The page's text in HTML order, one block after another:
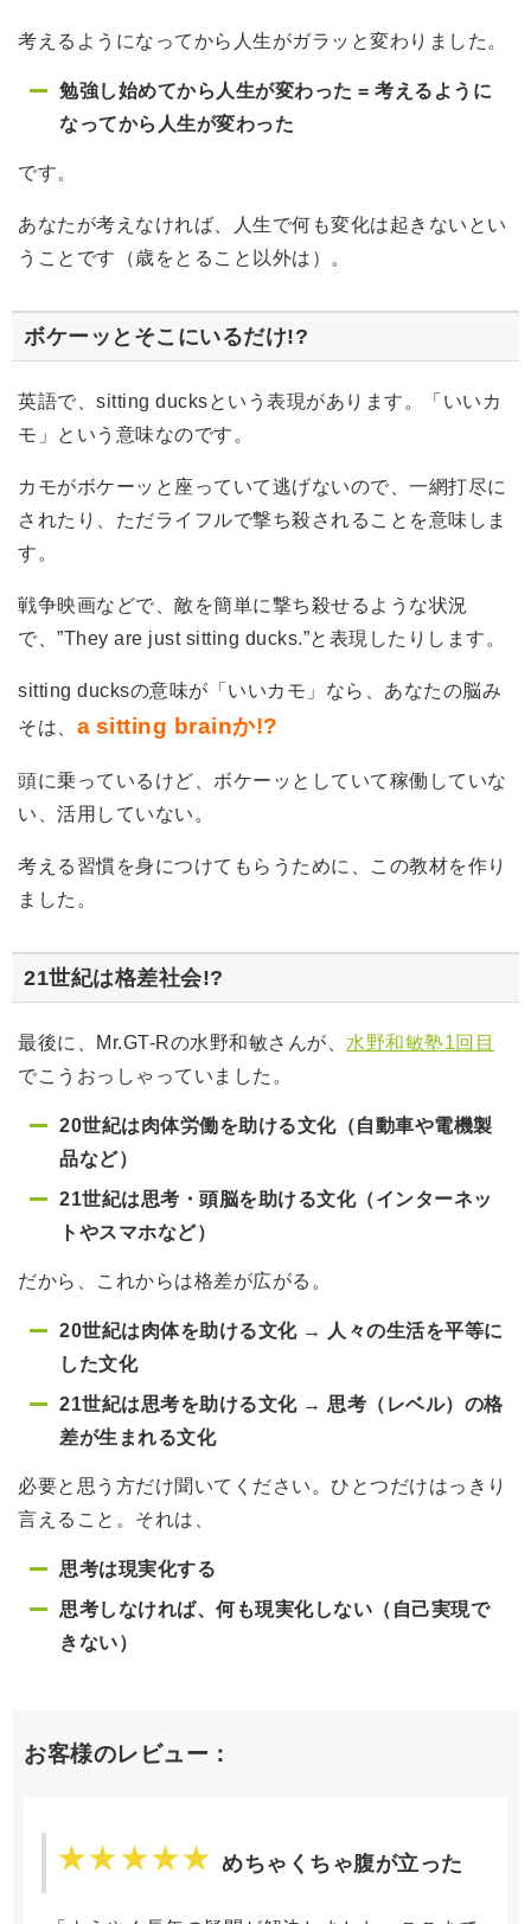
考えるようになってから人生がガラッと変わりました。
勉強し始めてから人生が変わった = 考えるように
なってから人生が変わった
です。
あなたが考えなければ、人生で何も変化は起きないとい
うことです（歳をとること以外は）。
ボケーッとそこにいるだけ!?
英語で、sitting ducksという表現があります。「いいカ
モ」という意味なのです。
カモがボケーッと座っていて逃げないので、一網打尽に
されたり、ただライフルで撃ち殺されることを意味しま
す。
戦争映画などで、敵を簡単に撃ち殺せるような状況
で、”They are just sitting ducks.”と表現したりします。
sitting ducksの意味が「いいカモ」なら、あなたの脳み
そは、 a sitting brainか!?
頭に乗っているけど、ボケーッとしていて稼働していな
い、活用していない。
考える習慣を身につけてもらうために、この教材を作り
ました。
21世紀は格差社会!?
最後に、Mr.GT-Rの水野和敏さんが、 水野和敏塾1回目
でこうおっしゃっていました。
20世紀は肉体労働を助ける文化（自動車や電機製
品など）
21世紀は思考・頭脳を助ける文化（インターネッ
トやスマホなど）
だから、これからは格差が広がる。
20世紀は肉体を助ける文化 → 人々の生活を平等に
した文化
21世紀は思考を助ける文化 → 思考（レベル）の格
差が生まれる文化
必要と思う方だけ聞いてください。ひとつだけはっきり
言えること。それは、
思考は現実化する
思考しなければ、何も現実化しない（自己実現で
きない）
お客様のレビュー：
めちゃくちゃ腹が立った